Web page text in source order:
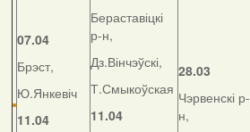
07.04
Брэст,
Ю.Янкевіч
11.04
Бераставіцкі
р-н,
Дз.Вінчэўскі,
Т.Смыкоўская
11.04
28.03
Чэрвенскі р-
н,